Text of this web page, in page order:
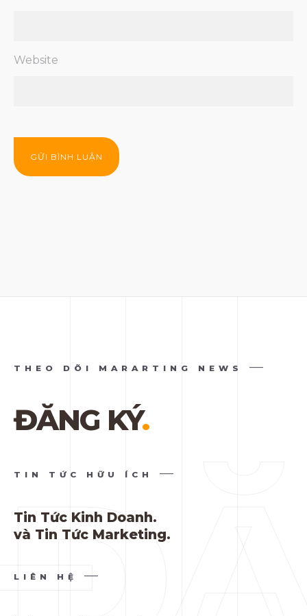
Website
THEO DÕI MARARTING NEWS
ĐĂNG KÝ.
TIN TỨC HỮU ÍCH
Tin Tức Kinh Doanh.
và Tin Tức Marketing.
LIÊN HỆ